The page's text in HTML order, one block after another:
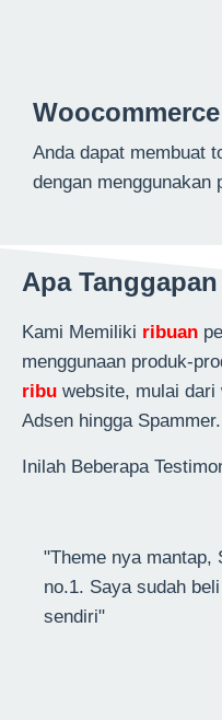
Anda dapat membuat
dengan menggunakan
Apa
Kami Memiliki ribuan
menggunaan produk-
ribu website, mulai dari
Adsen hingga Spammer.
Inilah Beberapa
"Theme nya mantap,
no.1. Saya sudah
sendiri"